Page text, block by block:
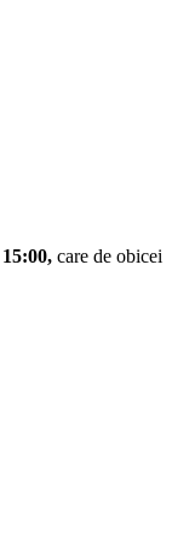
care de obicei